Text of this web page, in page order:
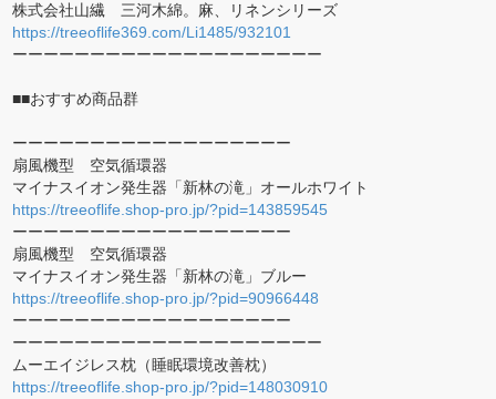
株式会社山繊 三河木綿。麻、リネンシリーズ
https://treeoflife369.com/Li1485/932101
ーーーーーーーーーーーーーーーーーーーー
■■おすすめ商品群
ーーーーーーーーーーーーーーーーーー
扇風機型 空気循環器
マイナスイオン発生器「新林の滝」オールホワイト
https://treeoflife.shop-pro.jp/?pid=143859545
ーーーーーーーーーーーーーーーーーー
扇風機型 空気循環器
マイナスイオン発生器「新林の滝」ブルー
https://treeoflife.shop-pro.jp/?pid=90966448
ーーーーーーーーーーーーーーーーーー
ーーーーーーーーーーーーーーーーーーーー
ムーエイジレス枕（睡眠環境改善枕）
https://treeoflife.shop-pro.jp/?pid=148030910